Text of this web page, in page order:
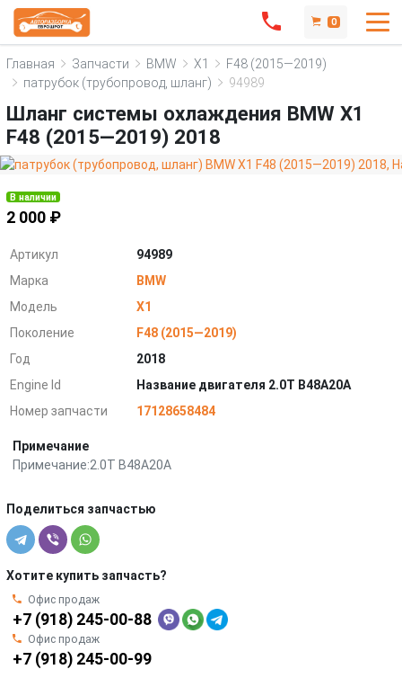
0
Главная Запчасти BMW X1
F48 (2015—2019)
патрубок (трубопровод, шланг)
94989
Шланг системы охлаждения BMW X1
F48 (2015—2019) 2018
В наличии
2 000 ₽
Артикул
94989
Марка
BMW
Модель
X1
Поколение
F48 (2015—2019)
Год
2018
Engine Id
Название двигателя 2.0T B48A20A
Номер запчасти
17128658484
Примечание
Примечание:2.0T B48A20A
Поделиться запчастью
Хотите купить запчасть?
Офис продаж
+7 (918) 245-00-88
Офис продаж
+7 (918) 245-00-99